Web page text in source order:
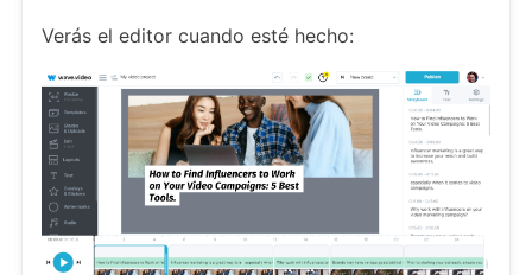
Verás el editor cuando esté hecho: